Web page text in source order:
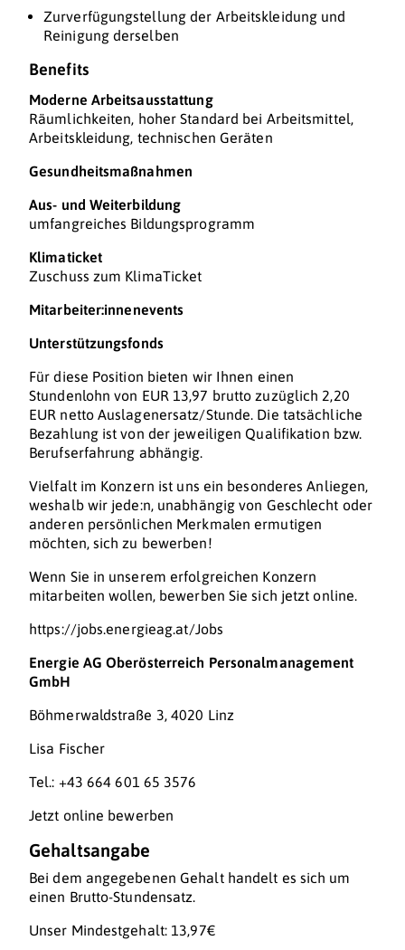
Zurverfügungstellung der Arbeitskleidung und
Reinigung derselben
Benefits
Moderne Arbeitsausstattung
Räumlichkeiten, hoher Standard bei Arbeitsmittel,
Arbeitskleidung, technischen Geräten
Gesundheitsmaßnahmen
Aus- und Weiterbildung
umfangreiches Bildungsprogramm
Klimaticket
Zuschuss zum KlimaTicket
Mitarbeiter:innenevents
Unterstützungsfonds
Für diese Position bieten wir Ihnen einen
Stundenlohn von EUR 13,97 brutto zuzüglich 2,20
EUR netto Auslagenersatz/Stunde. Die tatsächliche
Bezahlung ist von der jeweiligen Qualifikation bzw.
Berufserfahrung abhängig.
Vielfalt im Konzern ist uns ein besonderes Anliegen,
weshalb wir jede:n, unabhängig von Geschlecht oder
anderen persönlichen Merkmalen ermutigen
möchten, sich zu bewerben!
Wenn Sie in unserem erfolgreichen Konzern
mitarbeiten wollen, bewerben Sie sich jetzt online.
https://jobs.energieag.at/Jobs
Energie AG Oberösterreich Personalmanagement
GmbH
Böhmerwaldstraße 3, 4020 Linz
Lisa Fischer
Tel.: +43 664 601 65 3576
Jetzt online bewerben
Gehaltsangabe
Bei dem angegebenen Gehalt handelt es sich um
einen Brutto-Stundensatz.
Unser Mindestgehalt: 13,97€